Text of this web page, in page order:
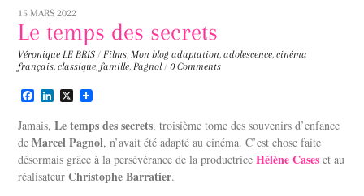
15 MARS 2022
Le temps des secrets
Véronique LE BRIS / Films,Mon blog adaptation,adolescence,cinéma
français,classique, famille,Pagnol / 0 Comments
F
c
e
b
o
o
k
L
n
k
e
d
I
n
X
Jamais,Le temps des secrets, troisième tome des souvenirs d’enfance
deMarcel Pagnol, n’avait été adapté au cinéma. C’est chose faite
désormais grâce à la persévérance de la productriceHélène Cases et au
réalisateurChristophe Barratier.